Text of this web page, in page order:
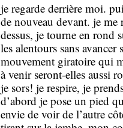
je regarde derrière moi.
de nouveau devant. je me
dessus, je tourne en rond
les alentours sans avancer
mouvement giratoire qui
à venir seront-elles aussi
je sors! je respire, je
d’abord je pose un pied
envie de voir de l’autre